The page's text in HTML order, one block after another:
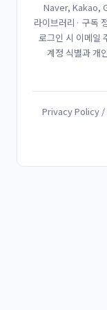
Naver, Kakao,
라이브러리· 구독
로그인 시 이메일
계정 식별과 개
Privacy Policy /